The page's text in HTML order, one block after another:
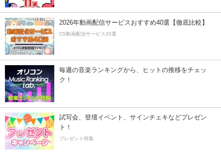
2026年動画配信サービスおすすめ40選【徹底比較】
CS動画配信サービス20選
毎週の音楽ランキングから、ヒットの推移をチェッ
ク！
試写会、登壇イベント、サインチェキなどプレゼン
ト！
プレゼント特集